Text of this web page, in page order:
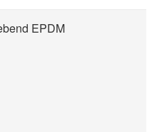
EPDM